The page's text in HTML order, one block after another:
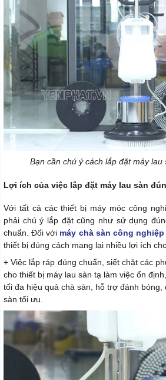
Bạn cần chú ý cách lắp đặt máy lau
Lợi ích của việc lắp đặt máy lau sàn
Với tất cả các thiết bị máy móc công
phải chú ý lắp đặt cũng như sử dụng
chuẩn. Đối với máy chà sàn công nghiệp
thiết bị đúng cách mang lại nhiều lợi ích
+ Việc lắp ráp đúng chuẩn, siết chặt các
cho thiết bị máy lau sàn tạ làm việc ổn
tối đa hiệu quả chà sàn, hỗ trợ đánh
sàn tối ưu.